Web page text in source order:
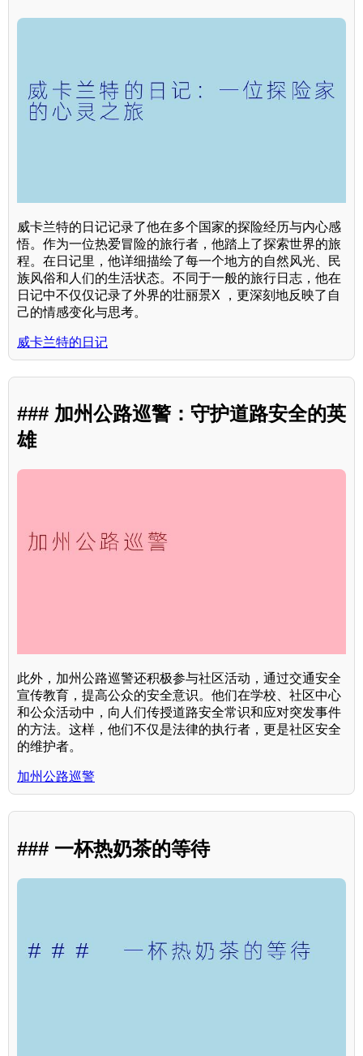
威卡兰特的日记记录了他在多个国家的探险经历与内心感
悟。作为一位热爱冒险的旅行者，他踏上了探索世界的旅
程。在日记里，他详细描绘了每一个地方的自然风光、民
族风俗和人们的生活状态。不同于一般的旅行日志，他在
日记中不仅仅记录了外界的壮丽景X ，更深刻地反映了自
己的情感变化与思考。
威卡兰特的日记
### 加州公路巡警：守护道路安全的英
雄
此外，加州公路巡警还积极参与社区活动，通过交通安全
宣传教育，提高公众的安全意识。他们在学校、社区中心
和公众活动中，向人们传授道路安全常识和应对突发事件
的方法。这样，他们不仅是法律的执行者，更是社区安全
的维护者。
加州公路巡警
### 一杯热奶茶的等待